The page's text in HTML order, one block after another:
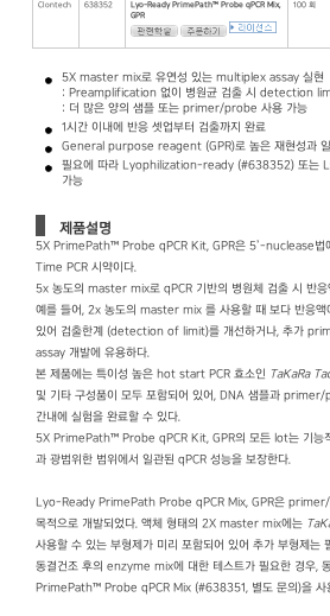
Clontech 638352
Lyo-Ready PrimePath™ Probe qPCR Mix,
GPR
100 회
5X master mix로 유연성 있는 multiplex assay 실현
: Preamplification 없이 병원균 검출 시 detection
: 더 많은 양의 샘플 또는 primer/probe 사용 가능
1시간 이내에 반응 셋업부터 검출까지 완료
General purpose reagent (GPR)로 높은 재현성과
필요에 따라 Lyophilization-ready (#638352) 또는
가능
제품설명
5X PrimePath™ Probe qPCR Kit, GPR은 5’-nuclease법
Time PCR 시약이다.
5x 농도의 master mix로 qPCR 기반의 병원체 검출 시 반응
예를 들어, 2x 농도의 master mix 를 사용할 때 보다 반응액
있어 검출한계 (detection of limit)를 개선하거나, 추가
assay 개발에 유용하다.
본 제품에는 특이성 높은 hot start PCR 효소인 TaKaRa
및 기타 구성품이 모두 포함되어 있어, DNA 샘플과 primer/
간내에 실험을 완료할 수 있다.
5X PrimePath™ Probe qPCR Kit, GPR의 모든 lot는 기능
과 광범위한 범위에서 일관된 qPCR 성능을 보장한다.
Lyo-Ready PrimePath Probe qPCR Mix, GPR은 primer/
목적으로 개발되었다. 액체 형태의 2X master mix에는
사용할 수 있는 부형제가 미리 포함되어 있어 추가 부형제는
동결건조 후의 enzyme mix에 대한 테스트가 필요한 경우,
PrimePath™ Probe qPCR Mix (#638351, 별도 문의)을 사